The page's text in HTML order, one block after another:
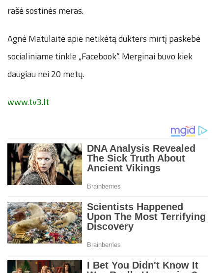
rašė sostinės meras.
Agnė Matulaitė apie netikėtą dukters mirtį paskebė
socialiniame tinkle „Facebook“. Merginai buvo kiek
daugiau nei 20 metų.
www.tv3.lt